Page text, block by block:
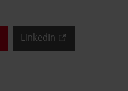
LinkedIn